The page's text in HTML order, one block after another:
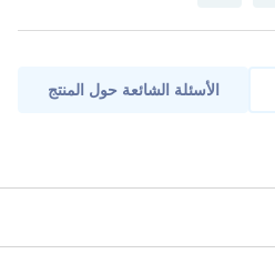
للحرارة.
مجم:
الأسئلة الشائعة حول المنتج